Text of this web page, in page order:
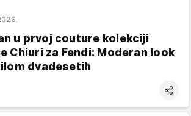
u prvoj couture kolekciji
Chiuri za Fendi: Moderan look
dvadesetih